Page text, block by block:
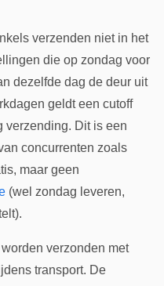
verzenden niet in het
die op zondag voor
dezelfde dag de deur uit
geldt een cutoff
verzending. Dit is een
concurrenten zoals
maar geen
(wel zondag leveren,
verzonden met
transport. De